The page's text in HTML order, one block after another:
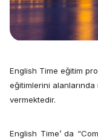
English Time eğitim
eğitimlerini
vermektedir.
English Time’ da